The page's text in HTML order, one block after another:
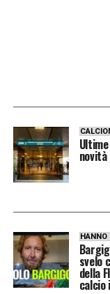
HANNO
svelo
della
calcio